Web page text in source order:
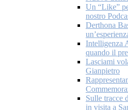
Un “Like”
nostro
Derthona
Intelligenza
quando il
Lasciami
Gianpietro
Sulle tracce
in visita a